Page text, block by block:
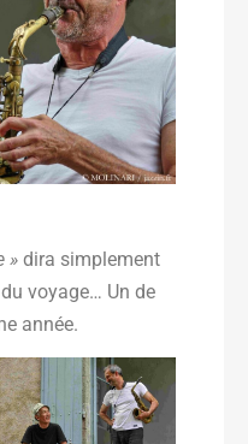
» dira simplement
voyage… Un de
année.